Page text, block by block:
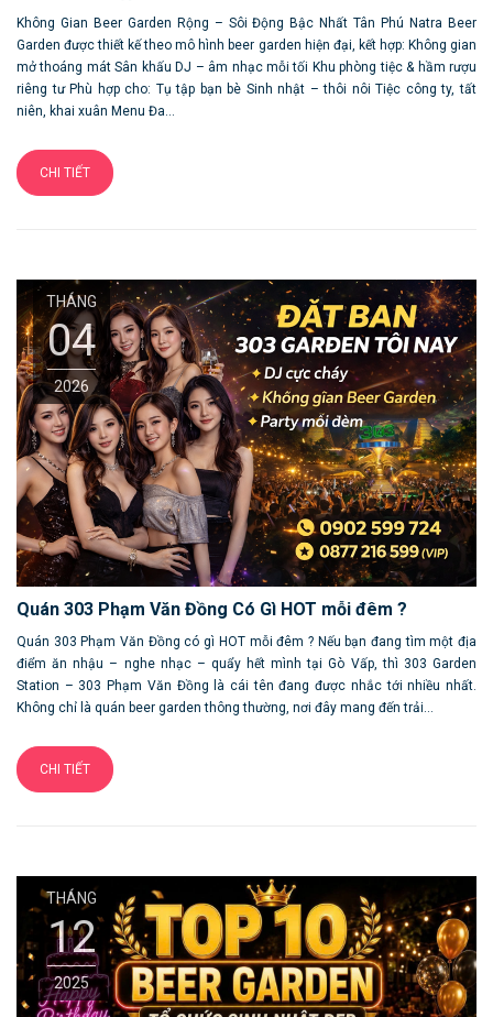
Không Gian Beer Garden Rộng – Sôi Động Bậc Nhất Tân Phú Natra Beer
Garden được thiết kế theo mô hình beer garden hiện đại, kết hợp: Không gian
mở thoáng mát Sân khấu DJ – âm nhạc mỗi tối Khu phòng tiệc & hầm rượu
riêng tư Phù hợp cho: Tụ tập bạn bè Sinh nhật – thôi nôi Tiệc công ty, tất
niên, khai xuân Menu Đa...
CHI TIẾT
THÁNG
04
2026
Quán 303 Phạm Văn Đồng Có Gì HOT mỗi đêm ?
Quán 303 Phạm Văn Đồng có gì HOT mỗi đêm ? Nếu bạn đang tìm một địa
điểm ăn nhậu – nghe nhạc – quẩy hết mình tại Gò Vấp, thì 303 Garden
Station – 303 Phạm Văn Đồng là cái tên đang được nhắc tới nhiều nhất.
Không chỉ là quán beer garden thông thường, nơi đây mang đến trải...
CHI TIẾT
THÁNG
12
2025